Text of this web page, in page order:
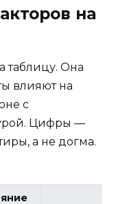
на
таблицу. Она
влияют на
с
Цифры —
а не догма.